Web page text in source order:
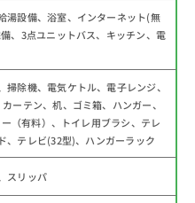
湯設備、浴室、インターネット(無
、3点ユニットバス、キッチン、電
掃除機、電気ケトル、電子レンジ、
ーテン、机、ゴミ箱、ハンガー、
（有料）、トイレ用ブラシ、テレ
、テレビ(32型)、ハンガーラック
スリッパ